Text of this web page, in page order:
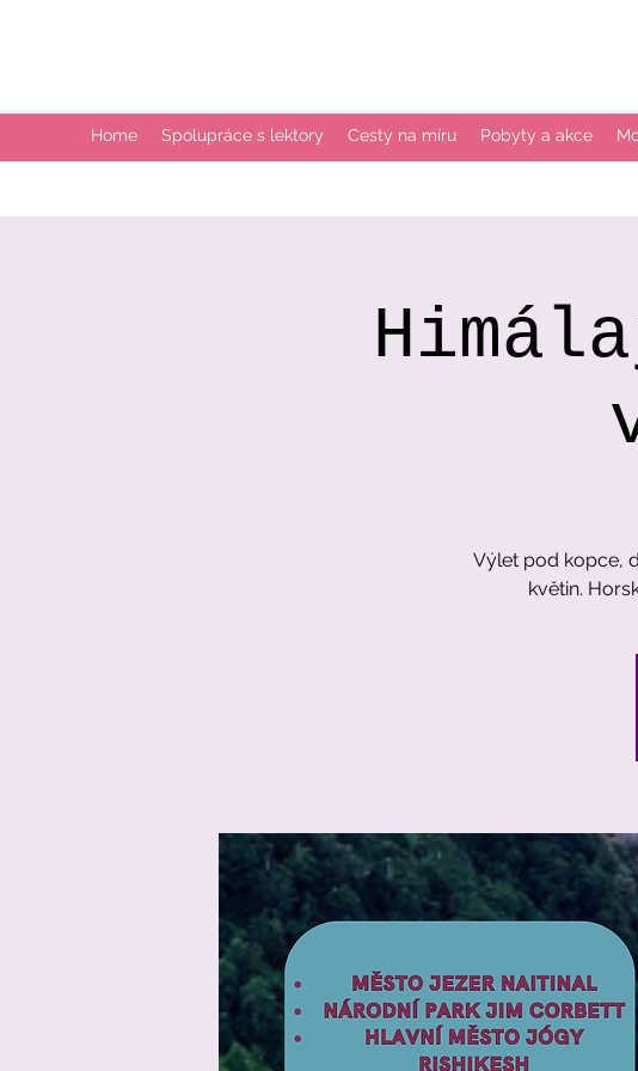
Home Spolupráce s lektory Cesty na míru Pobyty a akce
Výlet pod kopce,
květin.